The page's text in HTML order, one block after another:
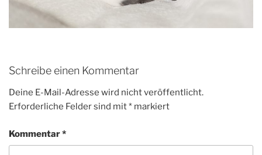
Schreibe einen Kommentar
Deine E-Mail-Adresse wird nicht veröffentlicht.
Erforderliche Felder sind mit* markiert
Kommentar*